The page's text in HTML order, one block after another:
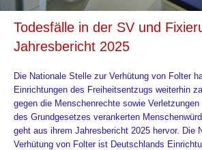
Todesfälle in der SV und
Jahresbericht 2025
Die Nationale Stelle zur Verhütung von Folter
Einrichtungen des Freiheitsentzugs weiterhin
gegen die Menschenrechte sowie
des Grundgesetzes verankerten
geht aus ihrem Jahresbericht 2025 hervor. Die
Verhütung von Folter ist Deutschlands